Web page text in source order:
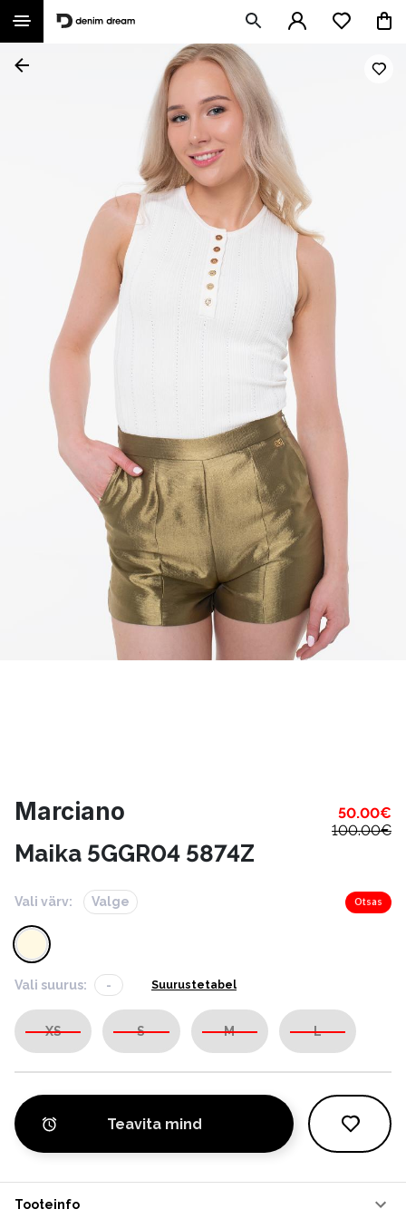
Marciano 50.00€
100.00€
Maika 5GGR04 5874Z
Vali värv: Valge Otsas
Vali suurus: - Suurustetabel
XS S M L
Teavita mind
Tooteinfo